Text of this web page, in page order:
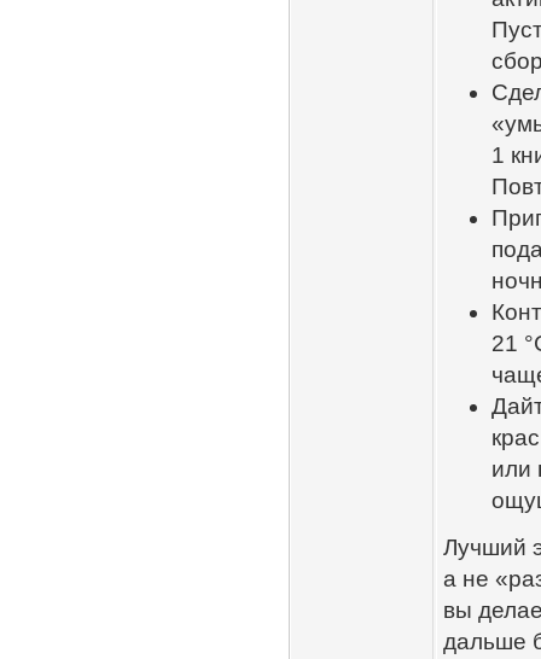
1
21
или
Лучший
а не
вы
дальше